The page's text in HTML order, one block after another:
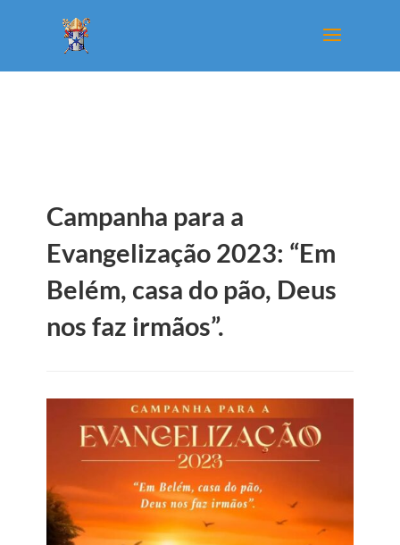
Campanha para a
Evangelização 2023: “Em
Belém, casa do pão, Deus
nos faz irmãos”.